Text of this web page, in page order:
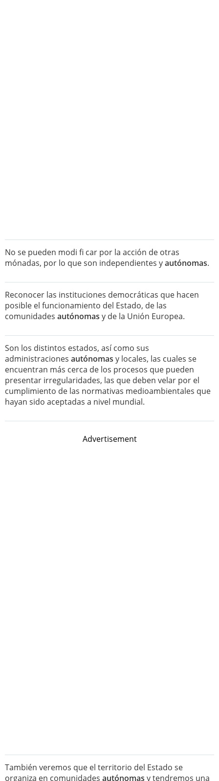
No se pueden modi fi car por la acción de otras
mónadas, por lo que son independientes yautónomas.
Reconocer las instituciones democráticas que hacen
posible el funcionamiento del Estado, de las
comunidades autónomas y de la Unión Europea.
Son los distintos estados, así como sus
administraciones autónomas y locales, las cuales se
encuentran más cerca de los procesos que pueden
presentar irregularidades, las que deben velar por el
cumplimiento de las normativas medioambientales que
hayan sido aceptadas a nivel mundial.
Advertisement
También veremos que el territorio del Estado se
organiza en comunidades autónomas y tendremos una